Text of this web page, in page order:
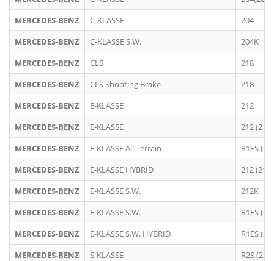
MERCEDES-BENZ
C-KLASSE
204
MERCEDES-BENZ
C-KLASSE S.W.
204K
MERCEDES-BENZ
CLS
218
MERCEDES-BENZ
CLS Shooting Brake
218
MERCEDES-BENZ
E-KLASSE
212
MERCEDES-BENZ
E-KLASSE
212 (213)
MERCEDES-BENZ
E-KLASSE All Terrain
R1ES
MERCEDES-BENZ
E-KLASSE HYBRID
212 (213)
MERCEDES-BENZ
E-KLASSE S.W.
212K
MERCEDES-BENZ
E-KLASSE S.W.
R1ES
MERCEDES-BENZ
E-KLASSE S.W. HYBRID
R1ES
MERCEDES-BENZ
S-KLASSE
R2S (223)